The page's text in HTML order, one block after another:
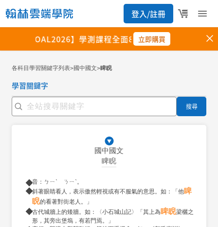
各科目學習關鍵字列表>國中國文>睥睨
學習關鍵字
搜尋
國中國文
睥睨
音：ㄅㄧˋ ㄋㄧˋ。
斜著眼睛看人，表示傲然輕視或有不服氣的意思。如：「他睥
睨的看著對街老人。」
古代城牆上的矮牆。如：〈小石城山記〉「其上為睥睨梁欐之
形，其旁出堡塢，有若門焉。」